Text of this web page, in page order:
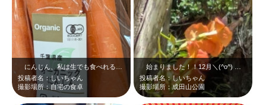
投稿者名：しいちゃん
撮影場所：自宅の食卓
投稿者名：しいちゃん
撮影場所：成田山公園